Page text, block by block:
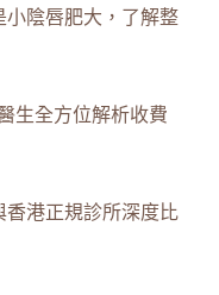
小陰唇肥大，了解整
生全方位解析收費
香港正規診所深度比